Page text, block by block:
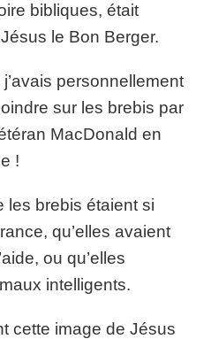
bibliques, était
le Bon Berger.
personnellement
sur les brebis par
MacDonald en
!
les brebis étaient si
qu’elles avaient
ou qu’elles
intelligents.
cette image de Jésus